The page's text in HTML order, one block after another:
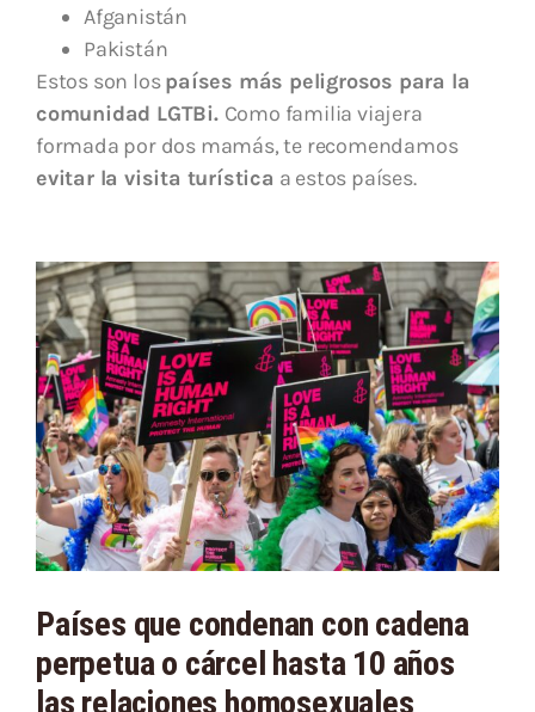
Afganistán
Pakistán
Estos son lospaíses más peligrosos para la
comunidad LGTBi. Como familia viajera
formada por dos mamás, te recomendamos
evitar la visita turística a estos países.
Países que condenan con cadena
perpetua o cárcel hasta 10 años
las relaciones homosexuales